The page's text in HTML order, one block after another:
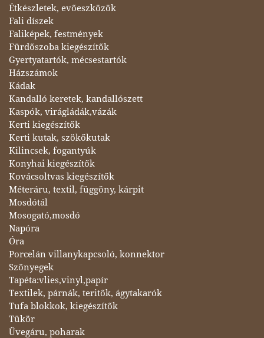
Étkészletek, evőeszközök
Fali díszek
Faliképek, festmények
Fürdőszoba kiegészítők
Gyertyatartók, mécsestartók
Házszámok
Kádak
Kandalló keretek, kandallószett
Kaspók, virágládák,vázák
Kerti kiegészítők
Kerti kutak, szökőkutak
Kilincsek, fogantyúk
Konyhai kiegészítők
Kovácsoltvas kiegészítők
Méteráru, textil, függöny, kárpit
Mosdótál
Mosogató,mosdó
Napóra
Óra
Porcelán villanykapcsoló, konnektor
Szőnyegek
Tapéta:vlies,vinyl,papír
Textilek, párnák, teritők, ágytakarók
Tufa blokkok, kiegészítők
Tükör
Üvegáru, poharak